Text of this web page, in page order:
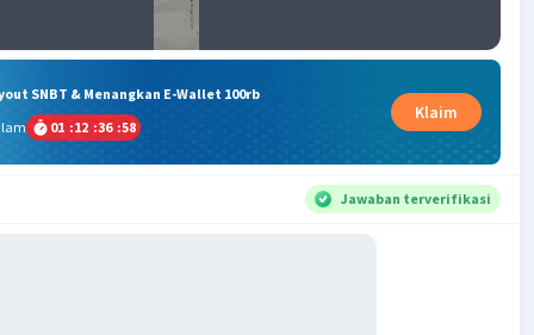
SNBT & Menangkan E-Wallet 100rb
01 :12 :36 :57
Klaim
Jawaban terverifikasi